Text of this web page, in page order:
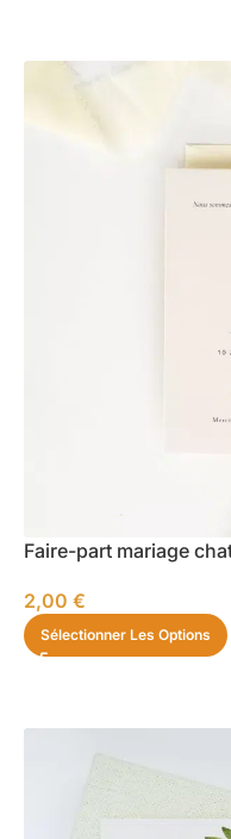
Faire-part mariage
2,00 €
Sélectionner Les Options